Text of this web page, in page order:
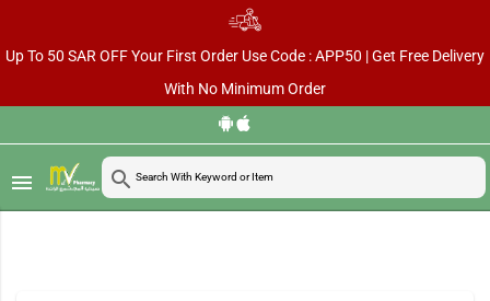
Up To 50 SAR OFF Your First Order Use Code : APP50 | Get Free Delivery
With No Minimum Order
menu search